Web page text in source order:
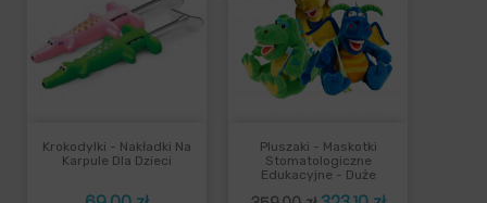
Krokodylki - Nakładki Na
Karpule Dla Dzieci
Pluszaki - Maskotki
Stomatologiczne
Edukacyjne - Duże